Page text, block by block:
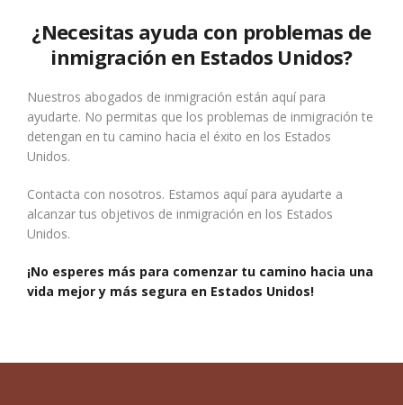
¿Necesitas ayuda con problemas de
inmigración en Estados Unidos?
Nuestros abogados de inmigración están aquí para
ayudarte. No permitas que los problemas de inmigración te
detengan en tu camino hacia el éxito en los Estados
Unidos.
Contacta con nosotros. Estamos aquí para ayudarte a
alcanzar tus objetivos de inmigración en los Estados
Unidos.
¡No esperes más para comenzar tu camino hacia una
vida mejor y más segura en Estados Unidos!